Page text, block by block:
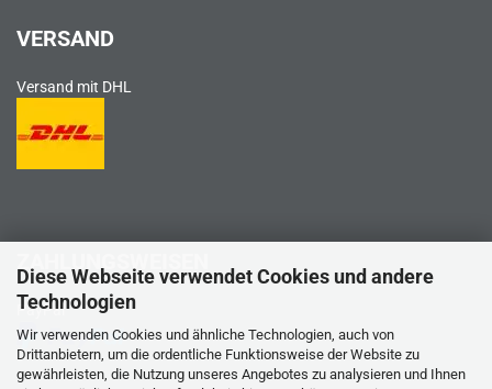
Diese Webseite verwendet Cookies und andere
Technologien
Wir verwenden Cookies und ähnliche Technologien, auch von
Drittanbietern, um die ordentliche Funktionsweise der Website zu
gewährleisten, die Nutzung unseres Angebotes zu analysieren und Ihnen
VERSAND
Versand mit DHL
ZAHLUNGSWEISEN
PayPal